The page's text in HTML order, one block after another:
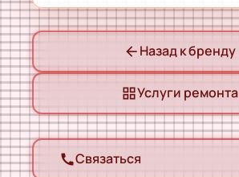
arrow_back Назад к бренду
grid_viewУслуги ремонта
callСвязаться